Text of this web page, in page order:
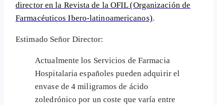
director en la Revista de la OFIL (Organización de
Farmacéuticos Ibero-latinoamericanos).
Estimado Señor Director:
Actualmente los Servicios de Farmacia
Hospitalaria españoles pueden adquirir el
envase de 4 miligramos de ácido
zoledrónico por un coste que varía entre